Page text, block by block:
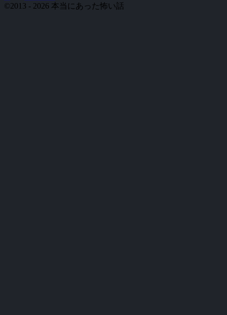
©2013 - 2026 本当にあった怖い話